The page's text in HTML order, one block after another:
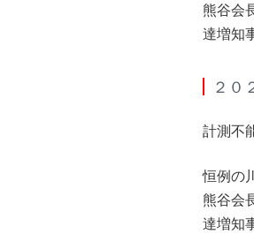
熊谷会
達増知
２０
計測不
恒例の
熊谷会
達増知